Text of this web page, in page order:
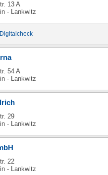
13 A
- Lankwitz
54 A
- Lankwitz
29
- Lankwitz
22
- Lankwitz